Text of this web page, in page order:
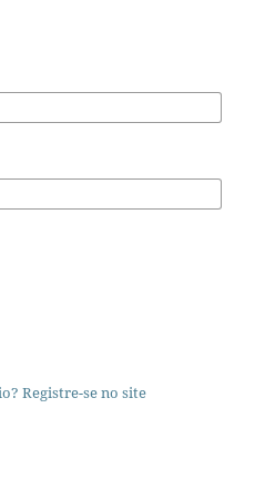
Registre-se no site